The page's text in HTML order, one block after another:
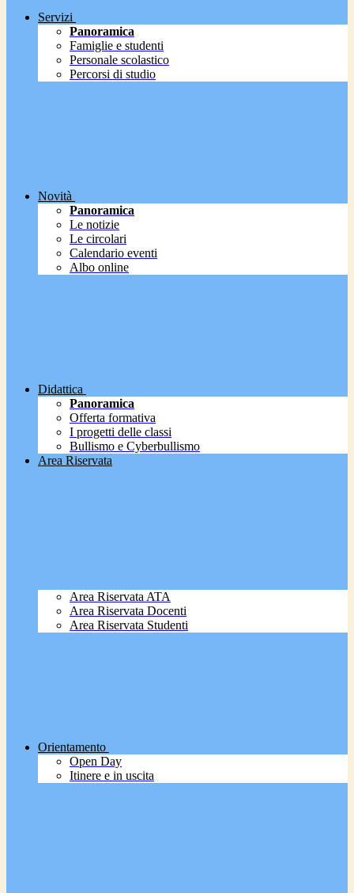
Servizi
Panoramica
Famiglie e studenti
Personale scolastico
Percorsi di studio
Novità
Panoramica
Le notizie
Le circolari
Calendario eventi
Albo online
Didattica
Panoramica
Offerta formativa
I progetti delle classi
Bullismo e Cyberbullismo
Area Riservata
Area Riservata ATA
Area Riservata Docenti
Area Riservata Studenti
Orientamento
Open Day
Itinere e in uscita